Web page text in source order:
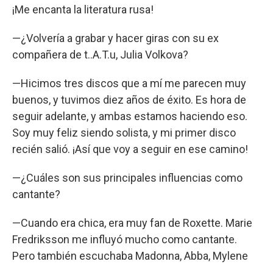
¡Me encanta la literatura rusa!
—¿Volvería a grabar y hacer giras con su ex
compañera de t..A.T.u, Julia Volkova?
—Hicimos tres discos que a mí me parecen muy
buenos, y tuvimos diez años de éxito. Es hora de
seguir adelante, y ambas estamos haciendo eso.
Soy muy feliz siendo solista, y mi primer disco
recién salió. ¡Así que voy a seguir en ese camino!
—¿Cuáles son sus principales influencias como
cantante?
—Cuando era chica, era muy fan de Roxette. Marie
Fredriksson me influyó mucho como cantante.
Pero también escuchaba Madonna, Abba, Mylene